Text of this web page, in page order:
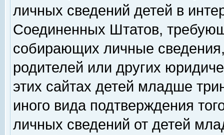
личных сведений детей в
Соединенных Штатов,
собирающих личные
родителей или других
этих сайтах детей младше
иного вида подтверждения
личных сведений от детей